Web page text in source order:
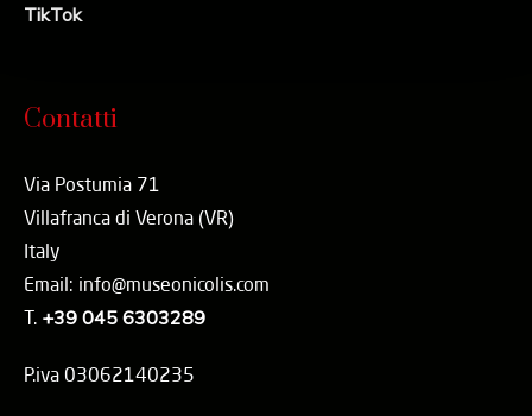
TikTok
Contatti
Via Postumia 71
Villafranca di Verona (VR)
Italy
Email: info@museonicolis.com
T. +39 045 6303289
P.iva 03062140235